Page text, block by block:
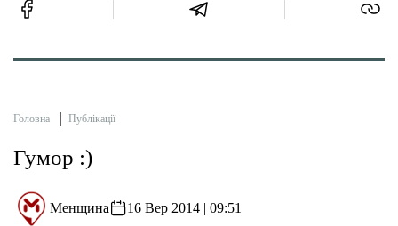
Головна Публікації
Гумор :)
Менщина 16 Вер 2014 | 09:51